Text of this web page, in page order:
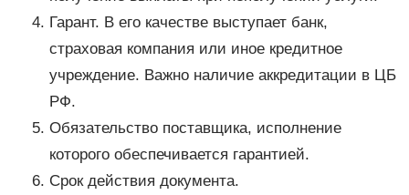
Гарант. В его качестве выступает банк,
страховая компания или иное кредитное
учреждение. Важно наличие аккредитации в ЦБ
РФ.
Обязательство поставщика, исполнение
которого обеспечивается гарантией.
Срок действия документа.